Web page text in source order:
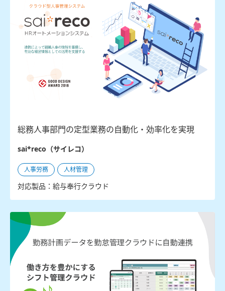
総務人事部門の定型業務の自動化・効率化を実現
sai*reco（サイレコ）
人事労務 人材管理
対応製品：給与奉行クラウド